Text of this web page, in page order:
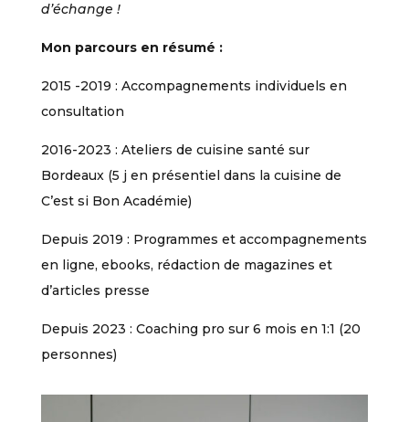
d’échange !
Mon parcours en résumé :
2015 -2019 : Accompagnements individuels en
consultation
2016-2023 : Ateliers de cuisine santé sur
Bordeaux (5 j en présentiel dans la cuisine de
C’est si Bon Académie)
Depuis 2019 : Programmes et accompagnements
en ligne, ebooks, rédaction de magazines et
d’articles presse
Depuis 2023 : Coaching pro sur 6 mois en 1:1 (20
personnes)